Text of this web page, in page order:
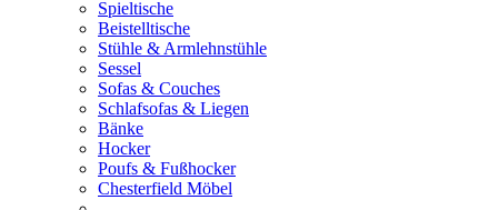
Spieltische
Beistelltische
Stühle & Armlehnstühle
Sessel
Sofas & Couches
Schlafsofas & Liegen
Bänke
Hocker
Poufs & Fußhocker
Chesterfield Möbel